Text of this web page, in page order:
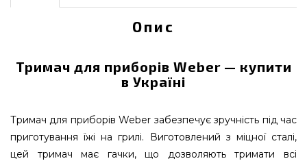
Опис
Тримач для приборів Weber — купити
в Україні
Тримач для приборів Weber забезпечує зручність під час
приготування їжі на грилі. Виготовлений з міцної сталі,
цей тримач має гачки, що дозволяють тримати всі